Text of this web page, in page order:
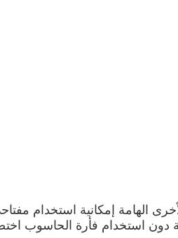
الهامة إمكانية استخدام
دون استخدام فأرة الحاسوب